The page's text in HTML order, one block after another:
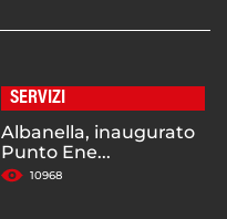
SERVIZI
Albanella, inaugurato
Punto Ene...
10968